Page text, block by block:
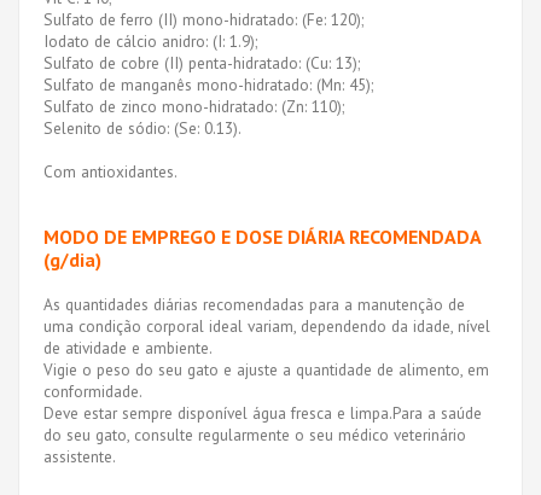
Sulfato de ferro (II) mono-hidratado: (Fe: 120);
Iodato de cálcio anidro: (I: 1.9);
Sulfato de cobre (II) penta-hidratado: (Cu: 13);
Sulfato de manganês mono-hidratado: (Mn: 45);
Sulfato de zinco mono-hidratado: (Zn: 110);
Selenito de sódio: (Se: 0.13).
Com antioxidantes.
MODO DE EMPREGO E DOSE DIÁRIA RECOMENDADA
(g/dia)
As quantidades diárias recomendadas para a manutenção de
uma condição corporal ideal variam, dependendo da idade, nível
de atividade e ambiente.
Vigie o peso do seu gato e ajuste a quantidade de alimento, em
conformidade.
Deve estar sempre disponível água fresca e limpa.Para a saúde
do seu gato, consulte regularmente o seu médico veterinário
assistente.